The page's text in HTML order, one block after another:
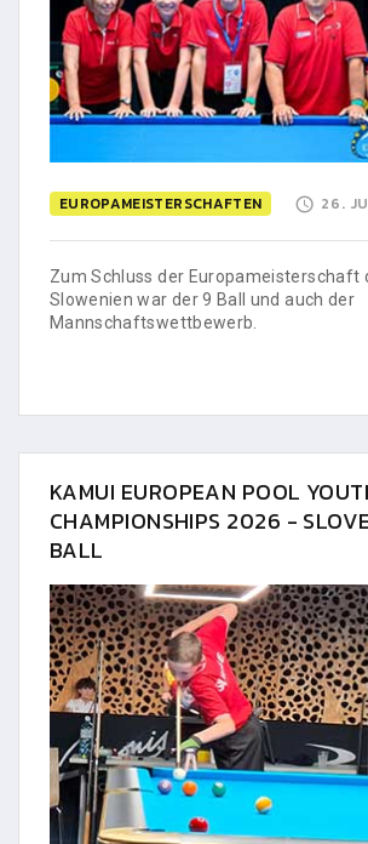
EUROPAMEISTERSCHAFTEN 26.
Zum Schluss der Europameisterschaft
Slowenien war der 9 Ball und auch der
Mannschaftswettbewerb.
KAMUI EUROPEAN POOL
CHAMPIONSHIPS 2026 -
BALL